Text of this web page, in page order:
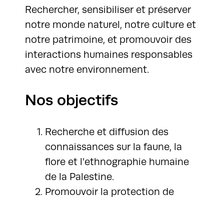
Rechercher, sensibiliser et préserver
notre monde naturel, notre culture et
notre patrimoine, et promouvoir des
interactions humaines responsables
avec notre environnement.
Nos objectifs
Recherche et diffusion des
connaissances sur la faune, la
flore et l’ethnographie humaine
de la Palestine.
Promouvoir la protection de